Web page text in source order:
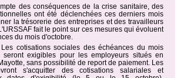
des conséquences de la crise sanitaire, des
ont été déclenchées ces derniers mois
la trésorerie des entreprises et des travailleurs
fait le point sur ces mesures qui évoluent
du mois d'octobre.
cotisations sociales des échéances du mois
seront exigibles pour les employeurs situés en
sans possibilité de report de paiement. Les
s'acquitter des cotisations salariales et